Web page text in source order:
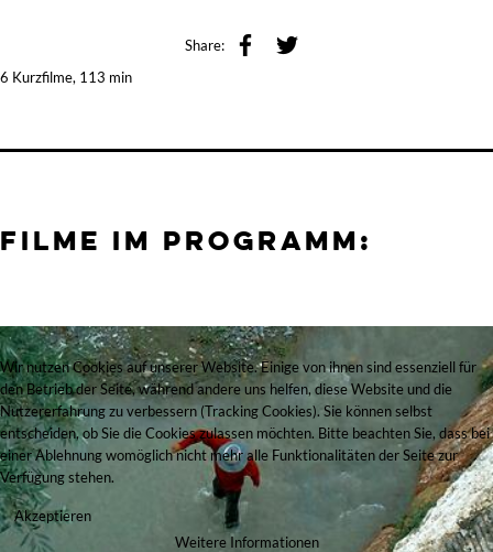
Share:
6 Kurzfilme, 113 min
Filme im Programm:
Wir nutzen Cookies auf unserer Website. Einige von ihnen sind essenziell für
den Betrieb der Seite, während andere uns helfen, diese Website und die
Nutzererfahrung zu verbessern (Tracking Cookies). Sie können selbst
entscheiden, ob Sie die Cookies zulassen möchten. Bitte beachten Sie, dass bei
einer Ablehnung womöglich nicht mehr alle Funktionalitäten der Seite zur
Verfügung stehen.
Akzeptieren
Weitere Informationen